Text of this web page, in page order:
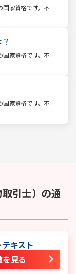
国家資格です。不動
、さまざまな方が
国家資格です。不動
、さまざまな方が
国家資格です。不動
、さまざまな方が
引士） の通
キスト
を見る